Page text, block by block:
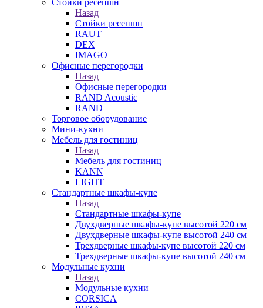
Стойки ресепшн
Назад
Стойки ресепшн
RAUT
DEX
IMAGO
Офисные перегородки
Назад
Офисные перегородки
RAND Acoustic
RAND
Торговое оборудование
Мини-кухни
Мебель для гостиниц
Назад
Мебель для гостиниц
KANN
LIGHT
Стандартные шкафы-купе
Назад
Стандартные шкафы-купе
Двухдверные шкафы-купе высотой 220 см
Двухдверные шкафы-купе высотой 240 см
Трехдверные шкафы-купе высотой 220 см
Трехдверные шкафы-купе высотой 240 см
Модульные кухни
Назад
Модульные кухни
CORSICA